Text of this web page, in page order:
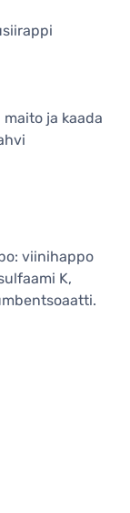
ja kaada
viinihappo
K,